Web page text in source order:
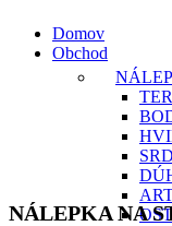
Domov
Obchod
NÁLEPKA NA